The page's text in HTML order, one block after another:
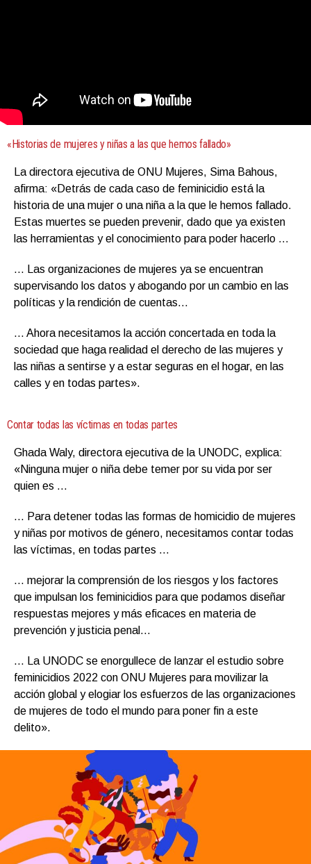
«Historias de mujeres y niñas a las que hemos fallado»
La directora ejecutiva de ONU Mujeres, Sima Bahous,
afirma: «Detrás de cada caso de feminicidio está la
historia de una mujer o una niña a la que le hemos fallado.
Estas muertes se pueden prevenir, dado que ya existen
las herramientas y el conocimiento para poder hacerlo …
… Las organizaciones de mujeres ya se encuentran
supervisando los datos y abogando por un cambio en las
políticas y la rendición de cuentas…
… Ahora necesitamos la acción concertada en toda la
sociedad que haga realidad el derecho de las mujeres y
las niñas a sentirse y a estar seguras en el hogar, en las
calles y en todas partes».
Contar todas las víctimas en todas partes
Ghada Waly, directora ejecutiva de la UNODC, explica:
«Ninguna mujer o niña debe temer por su vida por ser
quien es …
… Para detener todas las formas de homicidio de mujeres
y niñas por motivos de género, necesitamos contar todas
las víctimas, en todas partes …
… mejorar la comprensión de los riesgos y los factores
que impulsan los feminicidios para que podamos diseñar
respuestas mejores y más eficaces en materia de
prevención y justicia penal…
… La UNODC se enorgullece de lanzar el estudio sobre
feminicidios 2022 con ONU Mujeres para movilizar la
acción global y elogiar los esfuerzos de las organizaciones
de mujeres de todo el mundo para poner fin a este
delito».